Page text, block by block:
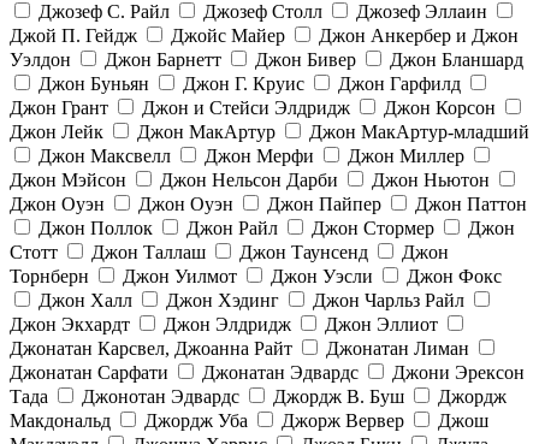
Джозеф С. Райл
Джозеф Столл
Джозеф Эллаин
Джой П. Гейдж
Джойс Майер
Джон Анкербер и Джон
Уэлдон
Джон Барнетт Джон Бивер
Джон Бланшард
Джон Буньян
Джон Г. Круис
Джон Гарфилд
Джон Грант
Джон и Стейси Элдридж
Джон Корсон
Джон Лейк
Джон МакАртур
Джон МакАртур-младший
Джон Максвелл
Джон Мерфи
Джон Миллер
Джон Мэйсон
Джон Нельсон Дарби
Джон Ньютон
Джон Оуэн
Джон Оуэн Джон Пайпер
Джон Паттон
Джон Поллок
Джон Райл Джон Стормер
Джон
Стотт
Джон Таллаш Джон Таунсенд
Джон
Торнберн
Джон Уилмот Джон Уэсли
Джон Фокс
Джон Халл
Джон Хэдинг
Джон Чарльз Райл
Джон Экхардт
Джон Элдридж
Джон Эллиот
Джонатан Карсвел, Джоанна Райт
Джонатан Лиман
Джонатан Сарфати
Джонатан Эдвардс
Джони Эрексон
Тада
Джонотан Эдвардс Джордж В. Буш
Джордж
Макдональд
Джордж Уба Джорж Вервер
Джош